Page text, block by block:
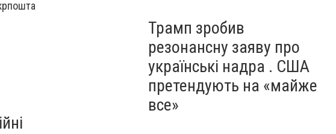
Трамп зробив
резонансну заяву про
українські надра . США
претендують на «майже
все»